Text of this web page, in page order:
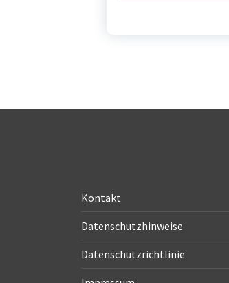
Kontakt
Datenschutzhinweise
Datenschutzrichtlinie